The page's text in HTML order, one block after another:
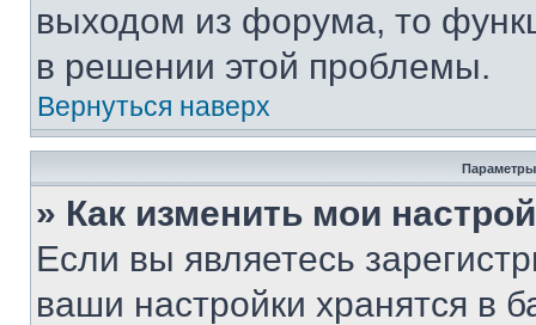
выходом из форума, то
в решении этой проблемы.
Вернуться наверх
Параметры
» Как изменить мои
Если вы являетесь
ваши настройки хранятся в